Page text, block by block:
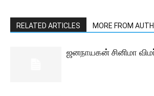
RELATED ARTICLES MORE FROM
ஜனநாயகன் சினிமா